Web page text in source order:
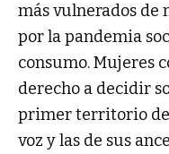
más vulnerados de
por la pandemia
consumo. Mujeres
derecho a decidir
primer territorio de
voz y las de sus